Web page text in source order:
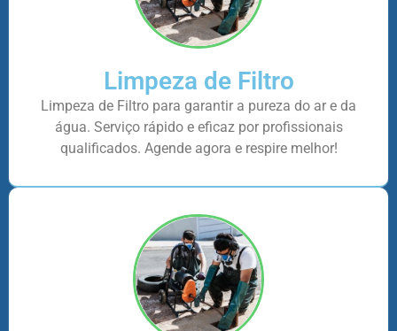
Limpeza de Filtro
Limpeza de Filtro para garantir a pureza do ar e da
água. Serviço rápido e eficaz por profissionais
qualificados. Agende agora e respire melhor!